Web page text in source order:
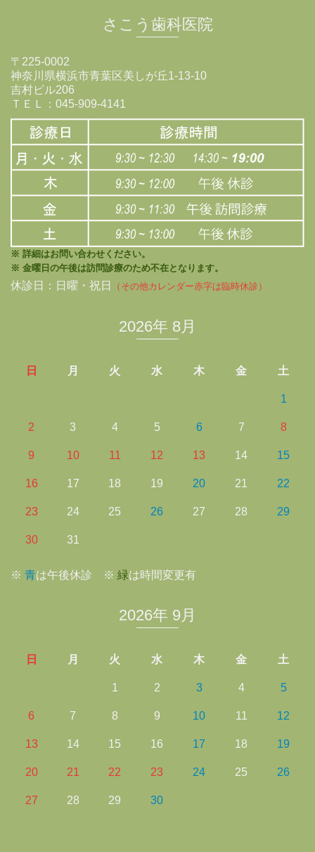
さこう歯科医院
〒225-0002
神奈川県横浜市青葉区美しが丘1-13-10
吉村ビル206
ＴＥＬ：045-909-4141
※ 詳細はお問い合わせください。
※ 金曜日の午後は訪問診療のため不在となります。
休診日：日曜・祝日 （その他カレンダー赤字は臨時休診）
2026年 8月
日 月 火 水 木 金 土
1
2 3 4 5 6 7 8
9 10 11 12 13 14 15
16 17 18 19 20 21 22
23 24 25 26 27 28 29
30 31
※ 青は午後休診 ※ 緑は時間変更有
2026年 9月
日 月 火 水 木 金 土
1 2 3 4 5
6 7 8 9 10 11 12
13 14 15 16 17 18 19
20 21 22 23 24 25 26
27 28 29 30